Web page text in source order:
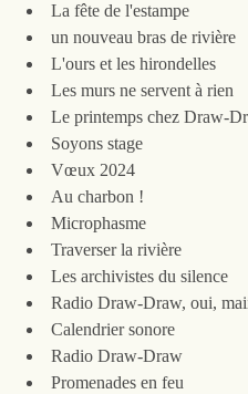
La fête de l'estampe
un nouveau bras de rivière
L'ours et les hirondelles
Les murs ne servent à rien
Le printemps chez Draw-
Soyons stage
Vœux 2024
Au charbon !
Microphasme
Traverser la rivière
Les archivistes du silence
Radio Draw-Draw, oui,
Calendrier sonore
Radio Draw-Draw
Promenades en feu